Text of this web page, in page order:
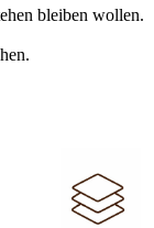
bleiben wollen.